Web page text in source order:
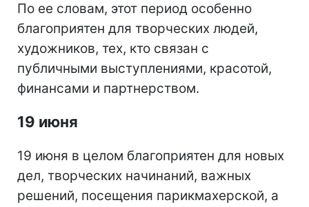
По ее словам, этот период особенно
благоприятен для творческих людей,
художников, тех, кто связан с
публичными выступлениями, красотой,
финансами и партнерством.
19 июня
19 июня в целом благоприятен для новых
дел, творческих начинаний, важных
решений, посещения парикмахерской, а